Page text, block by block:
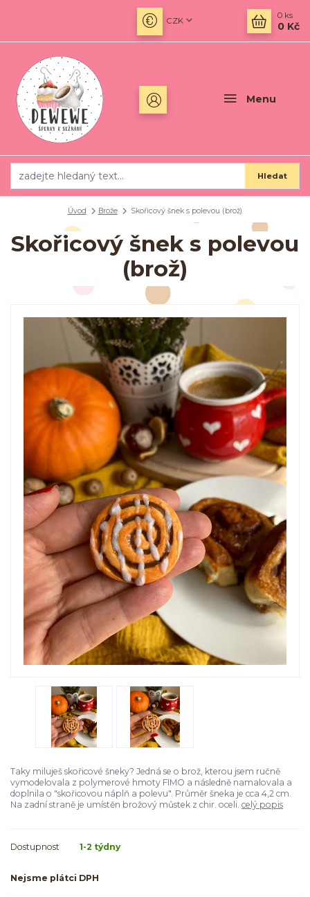
Menu
CZK
Hledat
0 ks
0 Kč
Úvod Brože Skořicový šnek s polevou (brož)
Skořicový šnek s polevou
(brož)
Taky miluješ skořicové šneky? Jedná se o brož, kterou jsem ručně
vymodelovala z polymerové hmoty FIMO a následně namalovala a
doplnila o "skořicovou náplň a polevu". Průměr šneka je cca 4,2 cm.
Na zadní straně je umístěn brožový můstek z chir. oceli. celý popis
Dostupnost 1-2 týdny
Nejsme plátci DPH